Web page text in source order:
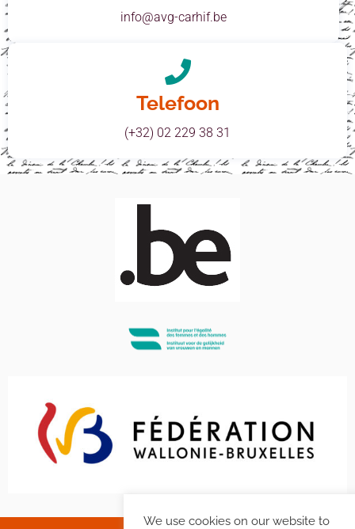
info@avg-carhif.be
Telefoon
(+32) 02 229 38 31
We use cookies on our website to